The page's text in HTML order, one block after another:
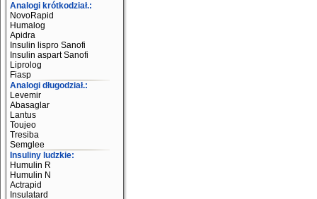
Analogi krótkodział.:
NovoRapid
Humalog
Apidra
Insulin lispro Sanofi
Insulin aspart Sanofi
Liprolog
Fiasp
Analogi długodział.:
Levemir
Abasaglar
Lantus
Toujeo
Tresiba
Semglee
Insuliny ludzkie:
Humulin R
Humulin N
Actrapid
Insulatard